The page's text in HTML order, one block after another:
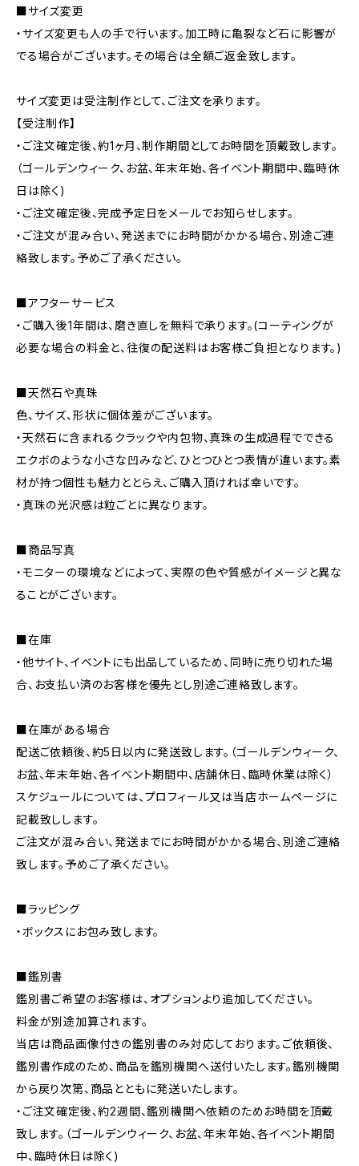
■サイズ変更
・サイズ変更も人の手で行います。加工時に亀裂など石に影響が
でる場合がございます。その場合は全額ご返金致します。
サイズ変更は受注制作として、ご注文を承ります。
【受注制作】
・ご注文確定後、約1ヶ月、制作期間としてお時間を頂戴致します。
（ゴールデンウィーク、お盆、年末年始、各イベント期間中、臨時休
日は除く)
・ご注文確定後、完成予定日をメールでお知らせします。
・ご注文が混み合い、発送までにお時間がかかる場合、別途ご連
絡致します。予めご了承ください。
■アフターサービス
・ご購入後1年間は、磨き直しを無料で承ります。(コーティングが
必要な場合の料金と、往復の配送料はお客様ご負担となります。)
■天然石や真珠
色、サイズ、形状に個体差がございます。
・天然石に含まれるクラックや内包物、真珠の生成過程でできる
エクボのような小さな凹みなど、ひとつひとつ表情が違います。素
材が持つ個性も魅力ととらえ、ご購入頂ければ幸いです。
・真珠の光沢感は粒ごとに異なります。
■商品写真
・モニターの環境などによって、実際の色や質感がイメージと異な
ることがございます。
■在庫
・他サイト、イベントにも出品しているため、同時に売り切れた場
合、お支払い済のお客様を優先とし別途ご連絡致します。
■在庫がある場合
配送ご依頼後、約5日以内に発送致します。（ゴールデンウィーク、
お盆、年末年始、各イベント期間中、店舗休日、臨時休業は除く）
スケジュールについては、プロフィール又は当店ホームページに
記載致しします。
ご注文が混み合い、発送までにお時間がかかる場合、別途ご連絡
致します。予めご了承ください。
■ラッピング
・ボックスにお包み致します。
■鑑別書
鑑別書ご希望のお客様は、オプションより追加してください。
料金が別途加算されます。
当店は商品画像付きの鑑別書のみ対応しております。ご依頼後、
鑑別書作成のため、商品を鑑別機関へ送付いたします。鑑別機関
から戻り次第、商品とともに発送いたします。
・ご注文確定後、約2週間、鑑別機関へ依頼のためお時間を頂戴
致します。（ゴールデンウィーク、お盆、年末年始、各イベント期間
中、臨時休日は除く)